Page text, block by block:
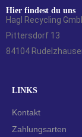
Hier findest du uns
Hagl Recycling
Pittersdorf 13
84104
LINKS
Kontakt
Zahlungsarten